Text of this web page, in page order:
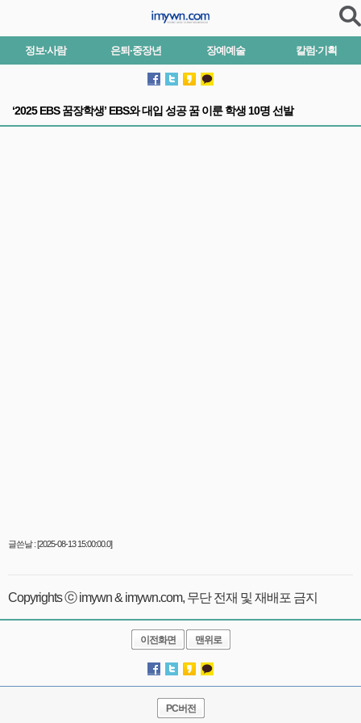
정보·사람 은퇴·중장년 장예예술 칼럼·기획
‘2025 EBS 꿈장학생’ EBS와 대입 성공 꿈 이룬 학생 10명 선발
글쓴날 : [2025-08-13 15:00:00.0]
Copyrights ⓒ imywn & imywn.com, 무단 전재 및 재배포 금지
이전화면 맨위로
PC버전